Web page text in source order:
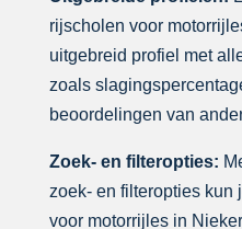
rijscholen voor
uitgebreid profiel met
zoals
beoordelingen van
Zoek- en filteropties:
zoek- en filteropties kun
voor motorrijles in